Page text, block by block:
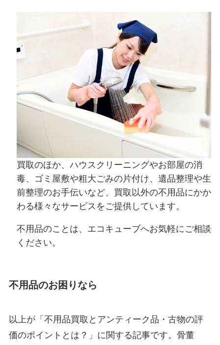
買取のほか、ハウスクリーニングやお部屋の消
毒、ゴミ屋敷や粗大ごみの片付け、遺品整理や生
前整理のお手伝いなど、買取以外の不用品にかか
わる様々なサービスをご提供しています。
不用品のことは、エコキューブへお気軽にご相談
ください。
不用品のお困りなら
以上が「不用品買取とアンティーク品・古物の評
価のポイントとは？」に関する記事です。骨董